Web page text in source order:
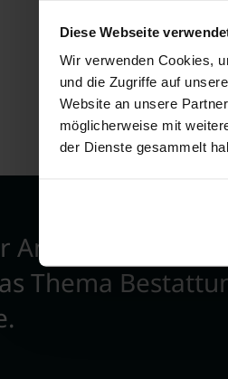
Diese Webseite
Wir verwenden Cookies,
und die Zugriffe auf
Website an unsere
möglicherweise mit
der Dienste gesammelt
Rolf
06567
Ansprechpartner
Thema